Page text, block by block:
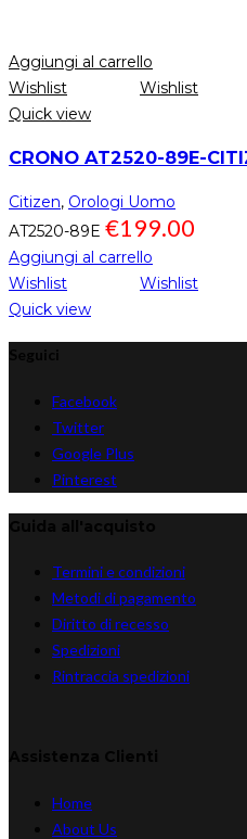
Aggiungi al carrello
Wishlist
Wishlist
Quick view
CRONO AT2520-89E-
Citizen, Orologi Uomo
AT2520-89E €199.00
Aggiungi al carrello
Wishlist
Wishlist
Quick view
Facebook
Twitter
Google Plus
Pinterest
Termini e condizioni
Metodi di pagamento
Diritto di recesso
Spedizioni
Rintraccia spedizioni
Home
About Us